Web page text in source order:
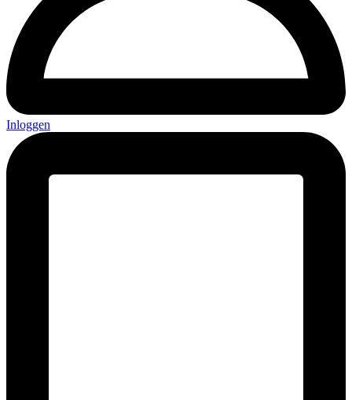
Inloggen